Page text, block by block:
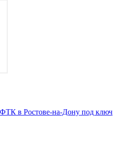
в Ростове-на-Дону под ключ